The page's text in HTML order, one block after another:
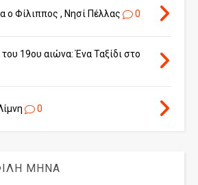
ο Φίλιππος , Νησί Πέλλας 0
του 19ου αιώνα: Ένα Ταξίδι στο
0
ΜΗΝΑ